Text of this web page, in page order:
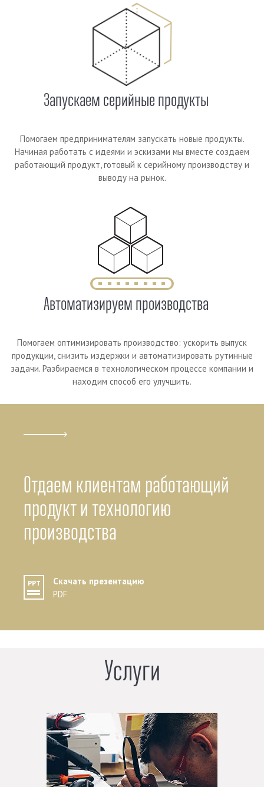
Запускаем серийные продукты
Помогаем предпринимателям запускать новые продукты.
Начиная работать с идеями и эскизами мы вместе создаем
работающий продукт, готовый к серийному производству и
выводу на рынок.
Автоматизируем производства
Помогаем оптимизировать производство: ускорить выпуск
продукции, снизить издержки и автоматизировать рутинные
задачи. Разбираемся в технологическом процессе компании и
находим способ его улучшить.
Отдаем клиентам работающий
продукт и технологию
производства
Скачать презентацию
PDF
Услуги